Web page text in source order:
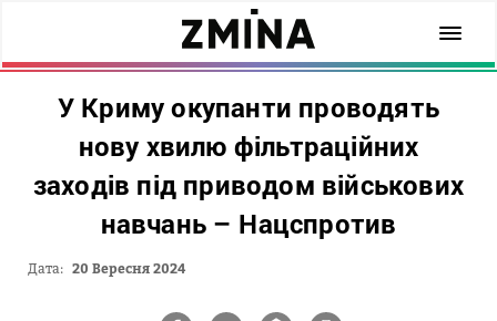
У Криму окупанти проводять
нову хвилю фільтраційних
заходів під приводом військових
навчань – Нацспротив
Дата: 20 Вересня 2024